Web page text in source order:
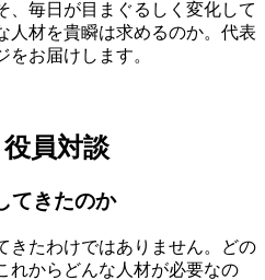
、毎日が目まぐるしく変化して
人材を貴瞬は求めるのか。代表
お届けします。
役員対談
てきたのか
きたわけではありません。どの
れからどんな人材が必要なの